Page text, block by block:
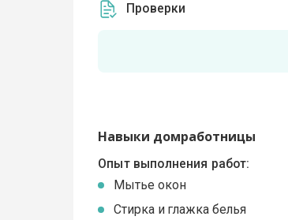
Проверки
Навыки домработницы
Опыт выполнения работ:
Мытье окон
Стирка и глажка белья